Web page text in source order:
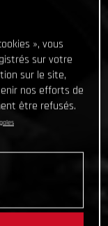
», vous
sur votre
sur le site,
nos efforts de
être refusés.